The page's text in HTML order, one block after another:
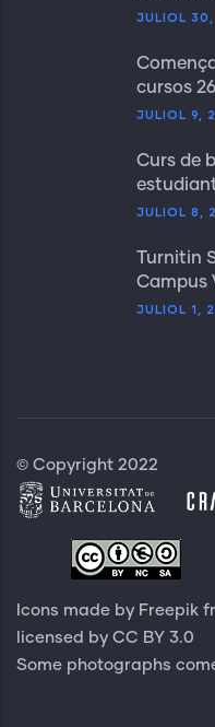
JULIOL
cursos
JULIOL 9,
Curs de
JULIOL 8,
Turnitin
Campus
JULIOL 1,
© Copyright 2022
Icons made by Freepik
licensed by CC BY 3.0
Some photographs